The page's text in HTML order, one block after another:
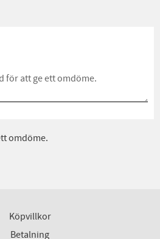
omdöme.
Köpvillkor
Betalning